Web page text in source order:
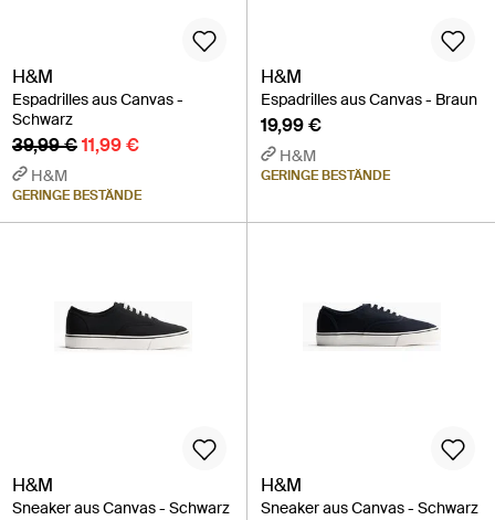
H&M
Espadrilles aus Canvas -
Schwarz
39,99 €11,99 €
H&M
GERINGE BESTÄNDE
H&M
Espadrilles aus Canvas - Braun
19,99 €
H&M
GERINGE BESTÄNDE
H&M
Sneaker aus Canvas - Schwarz
H&M
Sneaker aus Canvas - Schwarz